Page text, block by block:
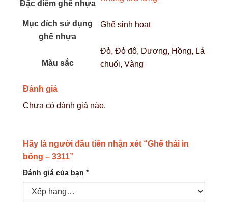
Đặc điểm ghế nhựa
Mục đích sử dụng
ghế nhựa
Ghế sinh hoạt
Màu sắc
Đỏ, Đỏ đô, Dương, Hồng, Lá
chuối, Vàng
Đánh giá
Chưa có đánh giá nào.
Hãy là người đầu tiên nhận xét “Ghế thái in
bông – 3311”
Đánh giá của bạn *